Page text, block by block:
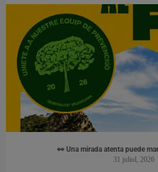
👀 Una mirada atenta puede
31 juliol, 2026